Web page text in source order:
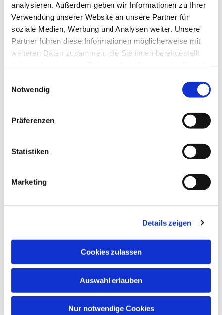
analysieren. Außerdem geben wir Informationen zu Ihrer
Verwendung unserer Website an unsere Partner für
soziale Medien, Werbung und Analysen weiter. Unsere
Partner führen diese Informationen möglicherweise mit
weiteren Daten zusammen, die Sie ihnen bereitgestellt
Notwendig
Präferenzen
Statistiken
Marketing
Details zeigen
Cookies zulassen
Auswahl erlauben
Nur notwendige Cookies
https://eu01web.zoom.us/j/6421...
Meeting-ID: 642 1708 0639
Kenncode: 326119
+496938079883,,64217080639#,,,,*326119#
+496950502596,,64217080639#,,,,*326119#
Einwahl nach aktuellem Standort
Meeting-ID: 642 1708 0639
Kenncode: 326119
Ortseinwahl suchen:
https://eu01web.zoom.us/u/cbOo...